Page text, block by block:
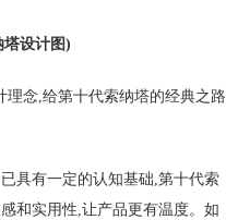
设计图)
理念,给第十代索纳塔的经典之路
具有一定的认知基础,第十代索
和实用性,让产品更有温度。如